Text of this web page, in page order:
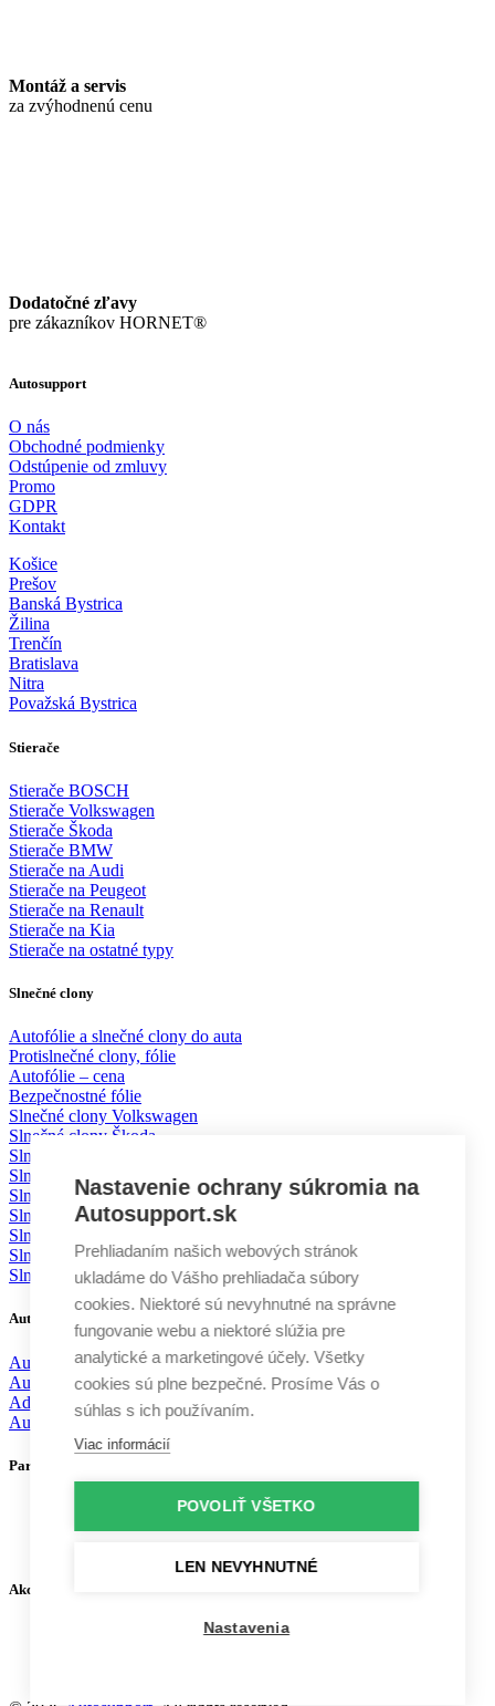
Montáž a servis
za zvýhodnenú cenu
Dodatočné zľavy
pre zákazníkov HORNET®
Autosupport
O nás
Obchodné podmienky
Odstúpenie od zmluvy
Promo
GDPR
Kontakt
Košice
Prešov
Banská Bystrica
Žilina
Trenčín
Bratislava
Nitra
Považská Bystrica
Stierače
Stierače BOSCH
Stierače Volkswagen
Stierače Škoda
Stierače BMW
Stierače na Audi
Stierače na Peugeot
Stierače na Renault
Stierače na Kia
Stierače na ostatné typy
Slnečné clony
Autofólie a slnečné clony do auta
Protislnečné clony, fólie
Autofólie – cena
Bezpečnostné fólie
Slnečné clony Volkswagen
Slnečné clony Škoda
Slnečné clony BMW
Slnečné clony Mercedes
Slnečné clony Mazda
Slnečné clony Toyota
Slnečné clony Ford
Slnečné clony KIA
Slnečné clony Volvo
Autodoplnky
Autochémia
Autokozmetika
Aditíva
Autodoplnky
Partneri
Akceptujeme platby
Nastavenie ochrany súkromia na
Autosupport.sk
Prehliadaním našich webových stránok
ukladáme do Vášho prehliadača súbory
cookies. Niektoré sú nevyhnutné na správne
fungovanie webu a niektoré slúžia pre
analytické a marketingové účely. Všetky
cookies sú plne bezpečné. Prosíme Vás o
súhlas s ich používaním.
Viac informácií
POVOLIŤ VŠETKO
LEN NEVYHNUTNÉ
Nastavenia